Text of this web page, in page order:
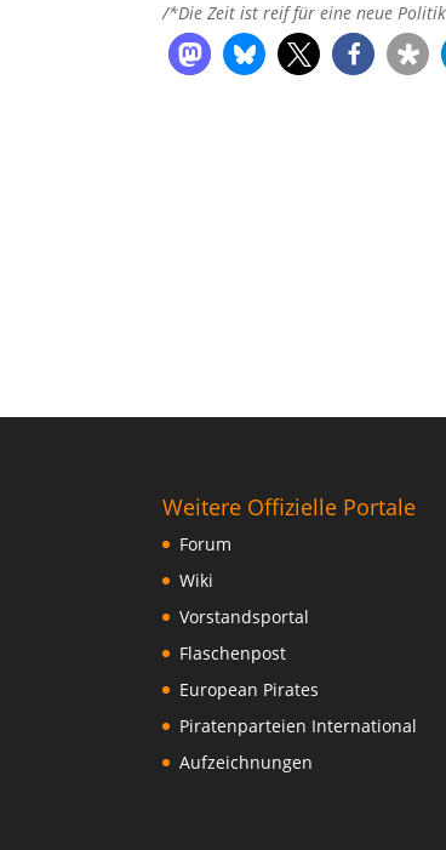
/*Die Zeit ist reif für eine neue
Weitere Offizielle Portale
Forum
Wiki
Vorstandsportal
Flaschenpost
European Pirates
Piratenparteien International
Aufzeichnungen